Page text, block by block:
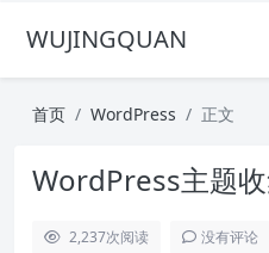
WUJINGQUAN
首页 WordPress 正文
WordPress主题
2,237次阅读 没有评论